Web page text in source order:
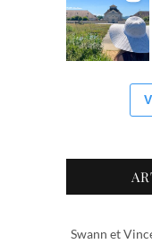
Swann et